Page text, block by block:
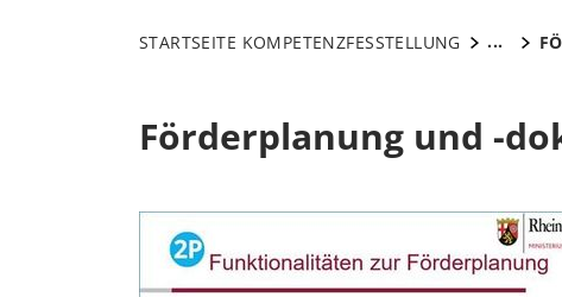
STARTSEITE KOMPETENZFESSTELLUNG ...
Förderplanung und -